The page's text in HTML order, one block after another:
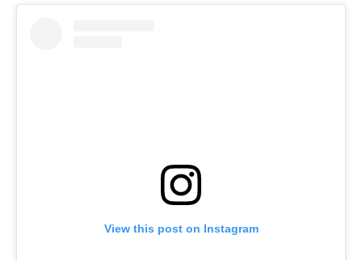
View this post on Instagram